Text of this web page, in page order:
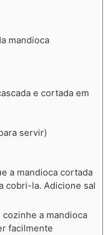
mandioca
e cortada em
servir)
a mandioca cortada
cobri-la. Adicione sal
a mandioca
facilmente